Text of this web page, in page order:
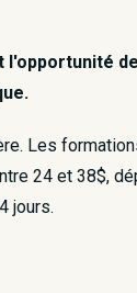
Les
24 et 38$,
jours.